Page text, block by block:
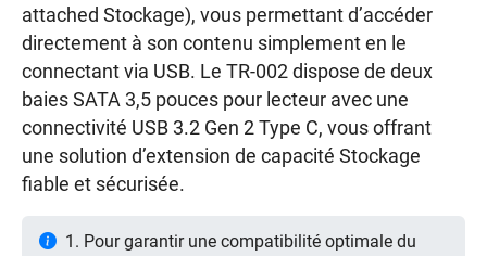
attached Stockage), vous permettant d’accéder
directement à son contenu simplement en le
connectant via USB. Le TR-002 dispose de deux
baies SATA 3,5 pouces pour lecteur avec une
connectivité USB 3.2 Gen 2 Type C, vous offrant
une solution d’extension de capacité Stockage
fiable et sécurisée.
1. Pour garantir une compatibilité optimale du